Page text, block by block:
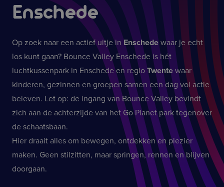
Enschede
Op zoek naar een actief uitje in Enschedewaar je echt
los kunt gaan? Bounce Valley Enschede is hét
luchtkussenpark in Enschede en regio Twente waar
kinderen, gezinnen en groepen samen een dag vol actie
beleven. Let op: de ingang van Bounce Valley bevindt
zich aan de achterzijde van het Go Planet park tegenover
de schaatsbaan.
Hier draait alles om bewegen, ontdekken en plezier
maken. Geen stilzitten, maar springen, rennen en blijven
doorgaan.